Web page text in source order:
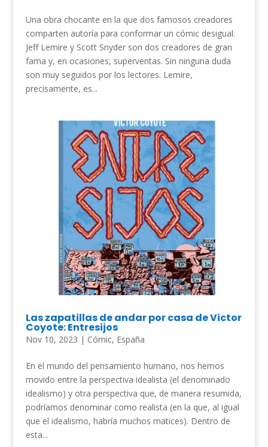
Una obra chocante en la que dos famosos creadores
comparten autoría para conformar un cómic desigual.
Jeff Lemire y Scott Snyder son dos creadores de gran
fama y, en ocasiones, superventas. Sin ninguna duda
son muy seguidos por los lectores. Lemire,
precisamente, es...
Las zapatillas de andar por casa de Victor
Coyote: Entresijos
Nov 10, 2023 | Cómic, España
En el mundo del pensamiento humano, nos hemos
movido entre la perspectiva idealista (el denominado
idealismo) y otra perspectiva que, de manera resumida,
podríamos denominar como realista (en la que, al igual
que el idealismo, habría muchos matices). Dentro de
esta...